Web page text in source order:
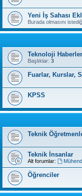
Yeni İş Sahası
Burada olmasını
Teknoloji
Başlıklar: 3
Fuarlar, Kurslar,
KPSS
Teknik
Teknik İnsanlar
Alt forumlar:
Öğrenciler